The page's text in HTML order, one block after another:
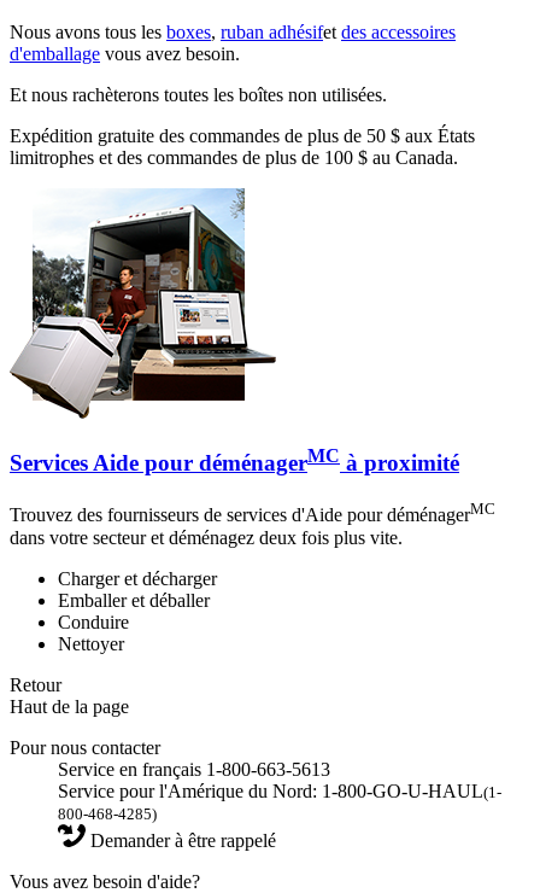
Nous avons tous les boxes, ruban adhésifet des accessoires
d'emballage vous avez besoin.
Et nous rachèterons toutes les boîtes non utilisées.
Expédition gratuite des commandes de plus de 50 $ aux États
limitrophes et des commandes de plus de 100 $ au Canada.
Services Aide pour déménagerMC à proximité
Trouvez des fournisseurs de services d'Aide pour déménagerMC
dans votre secteur et déménagez deux fois plus vite.
Charger et décharger
Emballer et déballer
Conduire
Nettoyer
Retour
Haut de la page
Pour nous contacter
Service en français 1-800-663-5613
Service pour l'Amérique du Nord: 1-800-GO-U-HAUL(1-
800-468-4285)
Demander à être rappelé
Vous avez besoin d'aide?